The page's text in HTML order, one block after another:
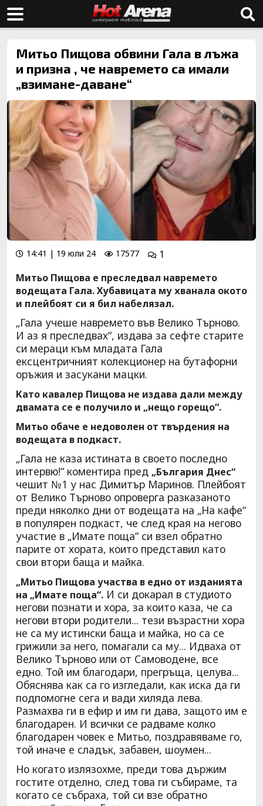
Митьо Пищова обвини Гала в лъжа
и призна , че навремето са имали
„взимане-даване“
14:41 | 19 юли 24 17577
1
Митьо Пищова е преследвал навремето
водещата Гала. Хубавицата му хванала окото
и плейбоят си я бил набелязал.
„Гала учеше навремето във Велико Търново.
И аз я преследвах“, издава за сефте старите
си мераци към младата Гала
ексцентричният колекционер на бутафорни
оръжия и засукани мацки.
Като кавалер Пищова не издава дали между
двамата се е получило и „нещо горещо“.
Митьо обаче е недоволен от твърдения на
водещата в подкаст.
„Гала не каза истината в своето последно
интервю!“ коментира пред „България Днес“
чешит №1 у нас Димитър Маринов. Плейбоят
от Велико Търново опроверга разказаното
преди няколко дни от водещата на „На кафе“
в популярен подкаст, че след края на негово
участие в „Имате поща“ си взел обратно
парите от хората, които представил като
свои втори баща и майка.
„Митьо Пищова участва в едно от изданията
на „Имате поща“. И си докарал в студиото
негови познати и хора, за които каза, че са
негови втори родители... тези възрастни хора
не са му истински баща и майка, но са се
грижили за него, помагали са му... Идваха от
Велико Търново или от Самоводене, все
едно. Той им благодари, прегръща, целува...
Обяснява как са го изгледали, как иска да ги
подпомогне сега и вади хиляда лева.
Размахва ги в ефир и им ги дава, защото им е
благодарен. И всички се радваме колко
благодарен човек е Митьо, поздравяваме го,
той иначе е сладък, забавен, шоумен...
Но когато излязохме, преди това държим
гостите отделно, след това ги събираме, та
когато се събраха, той си взе обратно